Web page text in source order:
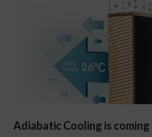
Adiabatic Cooling is coming